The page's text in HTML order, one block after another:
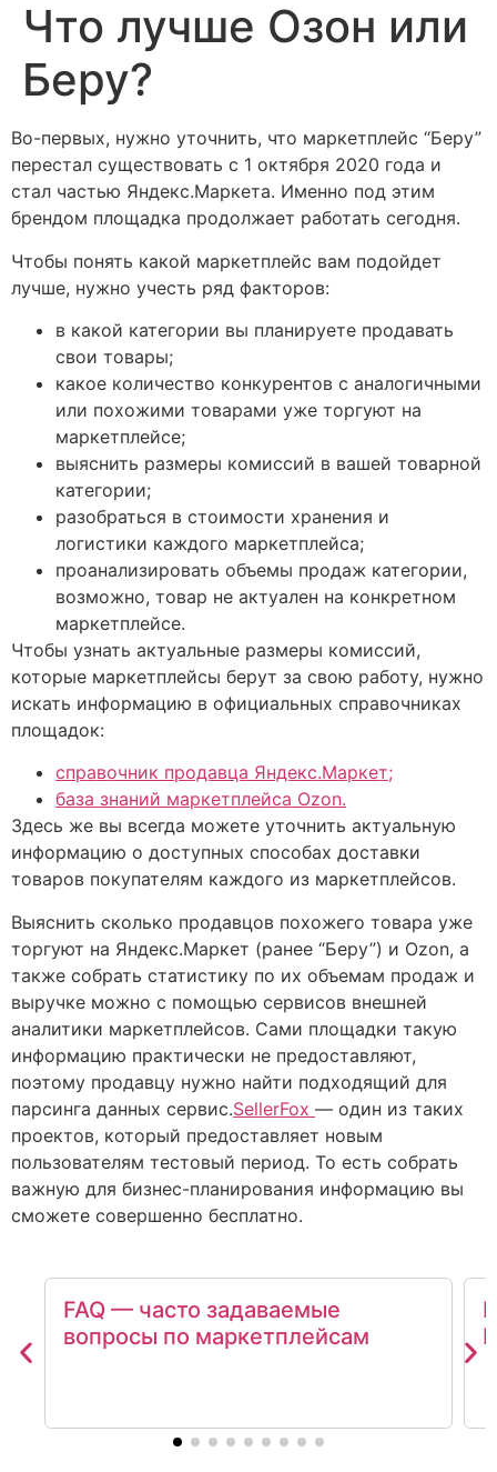
Что лучше Озон или
Беру?
Во-первых, нужно уточнить, что маркетплейс “Беру”
перестал существовать с 1 октября 2020 года и
стал частью Яндекс.Маркета. Именно под этим
брендом площадка продолжает работать сегодня.
Чтобы понять какой маркетплейс вам подойдет
лучше, нужно учесть ряд факторов:
в какой категории вы планируете продавать
свои товары;
какое количество конкурентов с аналогичными
или похожими товарами уже торгуют на
маркетплейсе;
выяснить размеры комиссий в вашей товарной
категории;
разобраться в стоимости хранения и
логистики каждого маркетплейса;
проанализировать объемы продаж категории,
возможно, товар не актуален на конкретном
маркетплейсе.
Чтобы узнать актуальные размеры комиссий,
которые маркетплейсы берут за свою работу, нужно
искать информацию в официальных справочниках
площадок:
справочник продавца Яндекс.Маркет;
база знаний маркетплейса Ozon.
Здесь же вы всегда можете уточнить актуальную
информацию о доступных способах доставки
товаров покупателям каждого из маркетплейсов.
Выяснить сколько продавцов похожего товара уже
торгуют на Яндекс.Маркет (ранее “Беру”) и Ozon, а
также собрать статистику по их объемам продаж и
выручке можно с помощью сервисов внешней
аналитики маркетплейсов. Сами площадки такую
информацию практически не предоставляют,
поэтому продавцу нужно найти подходящий для
парсинга данных сервис.SellerFox — один из таких
проектов, который предоставляет новым
пользователям тестовый период. То есть собрать
важную для бизнес-планирования информацию вы
сможете совершенно бесплатно.
FAQ — часто задаваемые
вопросы по маркетплейсам